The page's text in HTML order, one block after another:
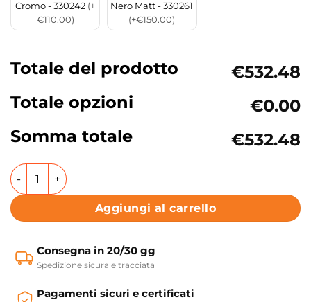
Cromo - 330242 (+
€110.00)
Nero Matt - 330261
(+€150.00)
Totale del prodotto
€532.48
Totale opzioni
€0.00
Somma totale
€532.48
Lavabo bagno o lavanderia in ceramica Colavene
Aggiungi al carrello
Consegna in 20/30 gg
Spedizione sicura e tracciata
Pagamenti sicuri e certificati